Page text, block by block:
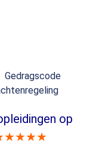
Gedragscode
op